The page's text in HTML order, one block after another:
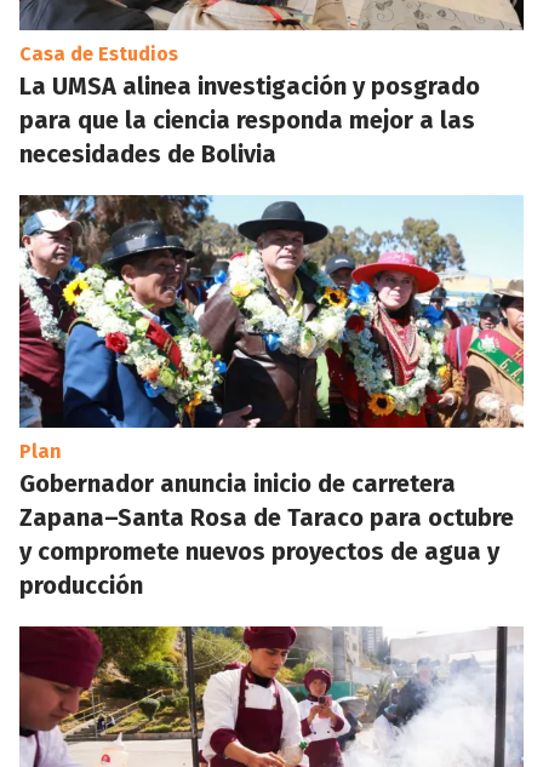
Casa de Estudios
La UMSA alinea investigación y posgrado
para que la ciencia responda mejor a las
necesidades de Bolivia
Plan
Gobernador anuncia inicio de carretera
Zapana–Santa Rosa de Taraco para octubre
y compromete nuevos proyectos de agua y
producción